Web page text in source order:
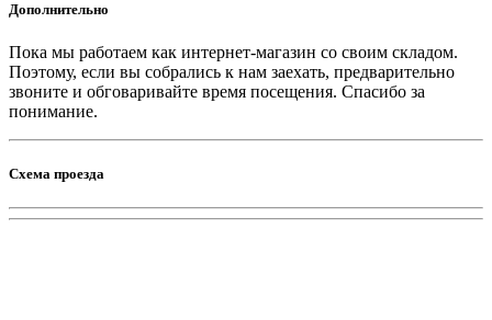
Дополнительно
Пока мы работаем как интернет-магазин со своим складом.
Поэтому, если вы собрались к нам заехать, предварительно
звоните и обговаривайте время посещения. Спасибо за
понимание.
Схема проезда